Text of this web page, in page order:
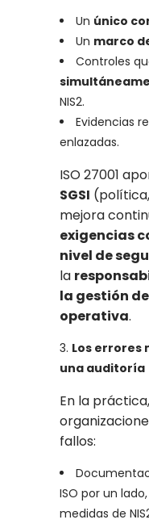
Un único
Un marco
Controles
NIS2.
Evidencias
enlazadas.
ISO 27001
SGSI
mejora
exigencias
nivel de
la
la gestión
operativa.
Los errores
una auditoría
En la
fallos:
ISO por un
medidas de